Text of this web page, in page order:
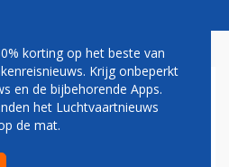
omdat reizigers onzeker
korting op het beste van
Krijg onbeperkt
en de bijbehorende Apps.
het Luchtvaartnieuws
de mat.